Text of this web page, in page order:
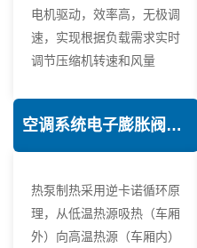
电机驱动，效率高，无极调
速，实现根据负载需求实时
调节压缩机转速和风量
空调系统电子膨胀阀热力学优化技术
热泵制热采用逆卡诺循环原
理，从低温热源吸热（车厢
外）向高温热源（车厢内）